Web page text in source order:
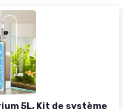
5L, Kit de système